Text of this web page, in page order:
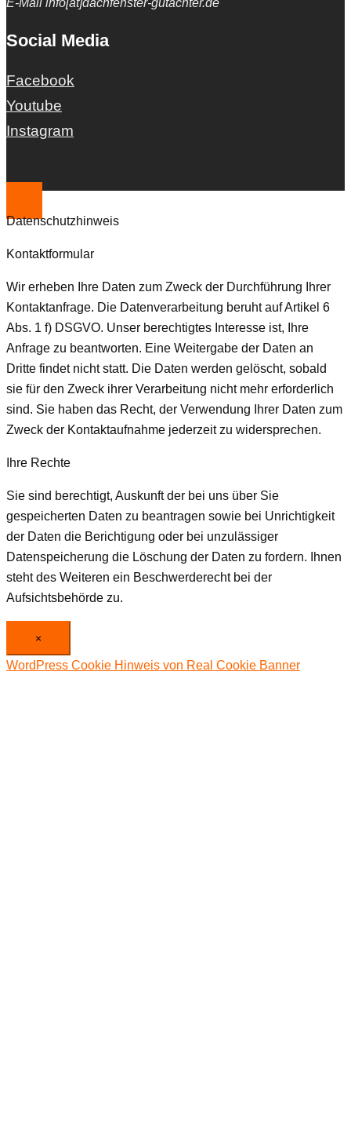
E-Mail info[at]dachfenster-gutachter.de
Social Media
Facebook
Youtube
Instagram
Datenschutzhinweis
Kontaktformular
Wir erheben Ihre Daten zum Zweck der Durchführung Ihrer
Kontaktanfrage. Die Datenverarbeitung beruht auf Artikel 6
Abs. 1 f) DSGVO. Unser berechtigtes Interesse ist, Ihre
Anfrage zu beantworten. Eine Weitergabe der Daten an
Dritte findet nicht statt. Die Daten werden gelöscht, sobald
sie für den Zweck ihrer Verarbeitung nicht mehr erforderlich
sind. Sie haben das Recht, der Verwendung Ihrer Daten zum
Zweck der Kontaktaufnahme jederzeit zu widersprechen.
Ihre Rechte
Sie sind berechtigt, Auskunft der bei uns über Sie
gespeicherten Daten zu beantragen sowie bei Unrichtigkeit
der Daten die Berichtigung oder bei unzulässiger
Datenspeicherung die Löschung der Daten zu fordern. Ihnen
steht des Weiteren ein Beschwerderecht bei der
Aufsichtsbehörde zu.
×
WordPress Cookie Hinweis von Real Cookie Banner